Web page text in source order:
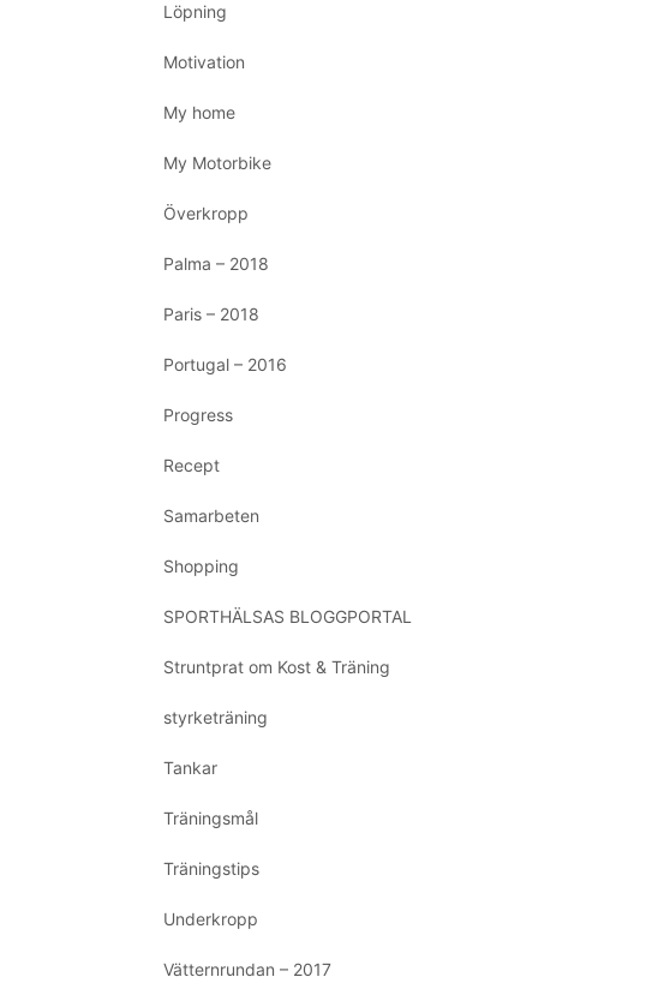
Löpning
Motivation
My home
My Motorbike
Överkropp
Palma – 2018
Paris – 2018
Portugal – 2016
Progress
Recept
Samarbeten
Shopping
SPORTHÄLSAS BLOGGPORTAL
Struntprat om Kost & Träning
styrketräning
Tankar
Träningsmål
Träningstips
Underkropp
Vätternrundan – 2017